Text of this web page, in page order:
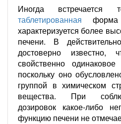
Иногда встречается
таблетированная форма
характеризуется более
печени. В
достоверно
свойственно
поскольку оно
группой в химическом
вещества. При
дозировок какое-либо
функцию печени не